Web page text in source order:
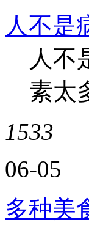
人不是
人不
素太
1533
06-05
多种美